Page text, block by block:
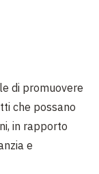
di promuovere
che possano
in rapporto
e